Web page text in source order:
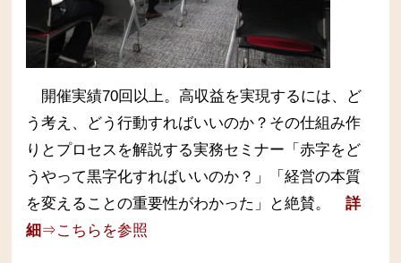
開催実績70回以上。高収益を実現するには、ど
う考え、どう行動すればいいのか？その仕組み作
りとプロセスを解説する実務セミナー 「赤字をど
うやって黒字化すればいいのか？」「経営の本質
を変えることの重要性がわかった」と絶賛。
詳
細⇒こちらを参照